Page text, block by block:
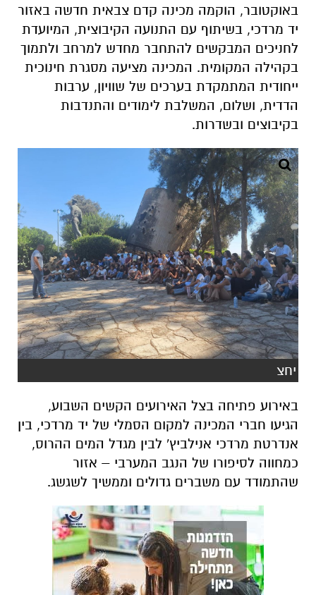
באוקטובר, הוקמה מכינה קדם צבאית חדשה באזור
יד מרדכי, בשיתוף עם התנועה הקיבוצית, המיועדת
לחניכים המבקשים להתחבר מחדש למרחב ולתמוך
בקהילה המקומית. המכינה מציעה מסגרת חינוכית
ייחודית המתמקדת בערכים של שוויון, ערבות
הדדית, ושלום, המשלבת לימודים והתנדבות
בקיבוצים ובשדרות.
יחצ
באירוע פתיחה בצל האירועים הקשים השבוע,
הגיעו חברי המכינה למקום הסמלי של יד מרדכי, בין
אנדרטת מרדכי אנילביץ' לבין מגדל המים ההרוס,
כמחווה לסיפורו של הנגב המערבי – אזור
שהתמודד עם משברים גדולים וממשיך לשגשג.